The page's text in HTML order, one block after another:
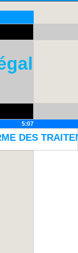
5:07
LES